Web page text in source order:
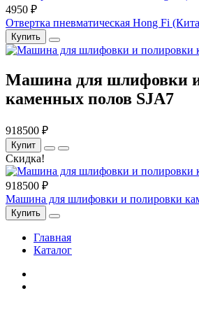
4950 ₽
Отвертка пневматическая Hong Fi
Купить
Машина для шлифовки
каменных полов SJA7
918500 ₽
Купит
Скидка!
918500 ₽
Машина для шлифовки и полировки
Купить
Главная
Каталог